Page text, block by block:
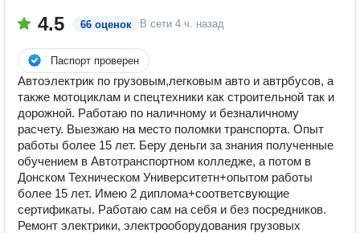
4.5 66 оценок В сети 4 ч. назад
Паспорт проверен
Автоэлектрик по грузовым,легковым авто и автрбусов, а
также мотоциклам и спецтехники как строительной так и
дорожной. Работаю по наличному и безналичному
расчету. Выезжаю на место поломки транспорта. Опыт
работы более 15 лет. Беру деньги за знания полученные
обучением в Автотранспортном колледже, а потом в
Донском Техническом Университетн+опытом работы
более 15 лет. Имею 2 диплома+соответсвующие
сертификаты. Работаю сам на себя и без посредников.
Ремонт электрики, электрооборудования грузовых